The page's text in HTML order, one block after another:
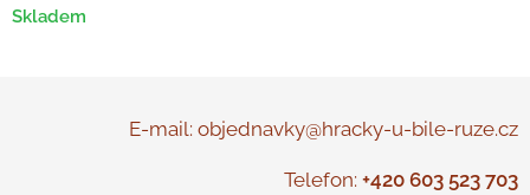
Skladem
E-mail: objednavky@hracky-u-bile-ruze.cz
Telefon: +420 603 523 703